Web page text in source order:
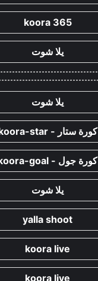
koora 365
يلا شوت
يلا شوت
كورة ستار - koora-star
كورة جول - koora-goal
يلا شوت
yalla shoot
koora live
koora live